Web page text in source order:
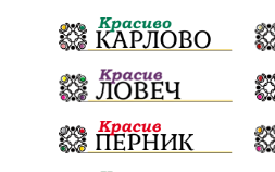
Българска патриаршия
Криминално Творчество
Ценности Европейска